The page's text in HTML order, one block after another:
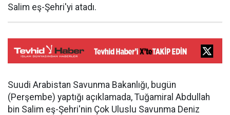
Salim eş-Şehri'yi atadı.
Suudi Arabistan Savunma Bakanlığı, bugün
(Perşembe) yaptığı açıklamada, Tuğamiral Abdullah
bin Salim eş-Şehri'nin Çok Uluslu Savunma Deniz